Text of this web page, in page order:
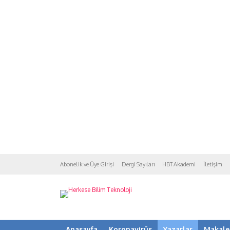
Abonelik ve Üye Girişi Dergi Sayıları HBT Akademi İletişim